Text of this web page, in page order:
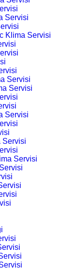
Servisi
Klima Servisi
Servisi
Servisi
Servisi
Servisi
Servisi